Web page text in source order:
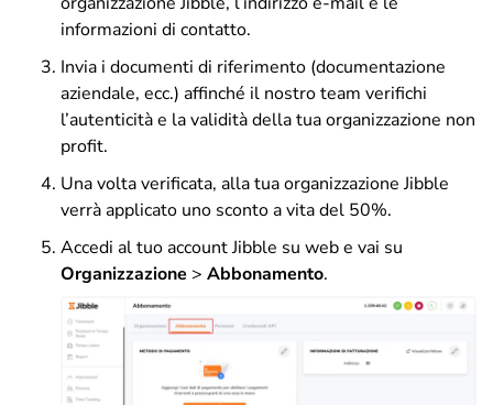
informazioni di contatto.
Invia i documenti di riferimento (documentazione
aziendale, ecc.) affinché il nostro team verifichi
l’autenticità e la validità della tua organizzazione non
profit.
Una volta verificata, alla tua organizzazione Jibble
verrà applicato uno sconto a vita del 50%.
Accedi al tuo account Jibble su web e vai su
Organizzazione > Abbonamento.